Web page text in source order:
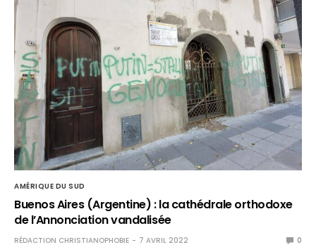
AMÉRIQUE DU SUD
Buenos Aires (Argentine) : la cathédrale orthodoxe
de l’Annonciation vandalisée
RÉDACTION CHRISTIANOPHOBIE 7 AVRIL 2022 0